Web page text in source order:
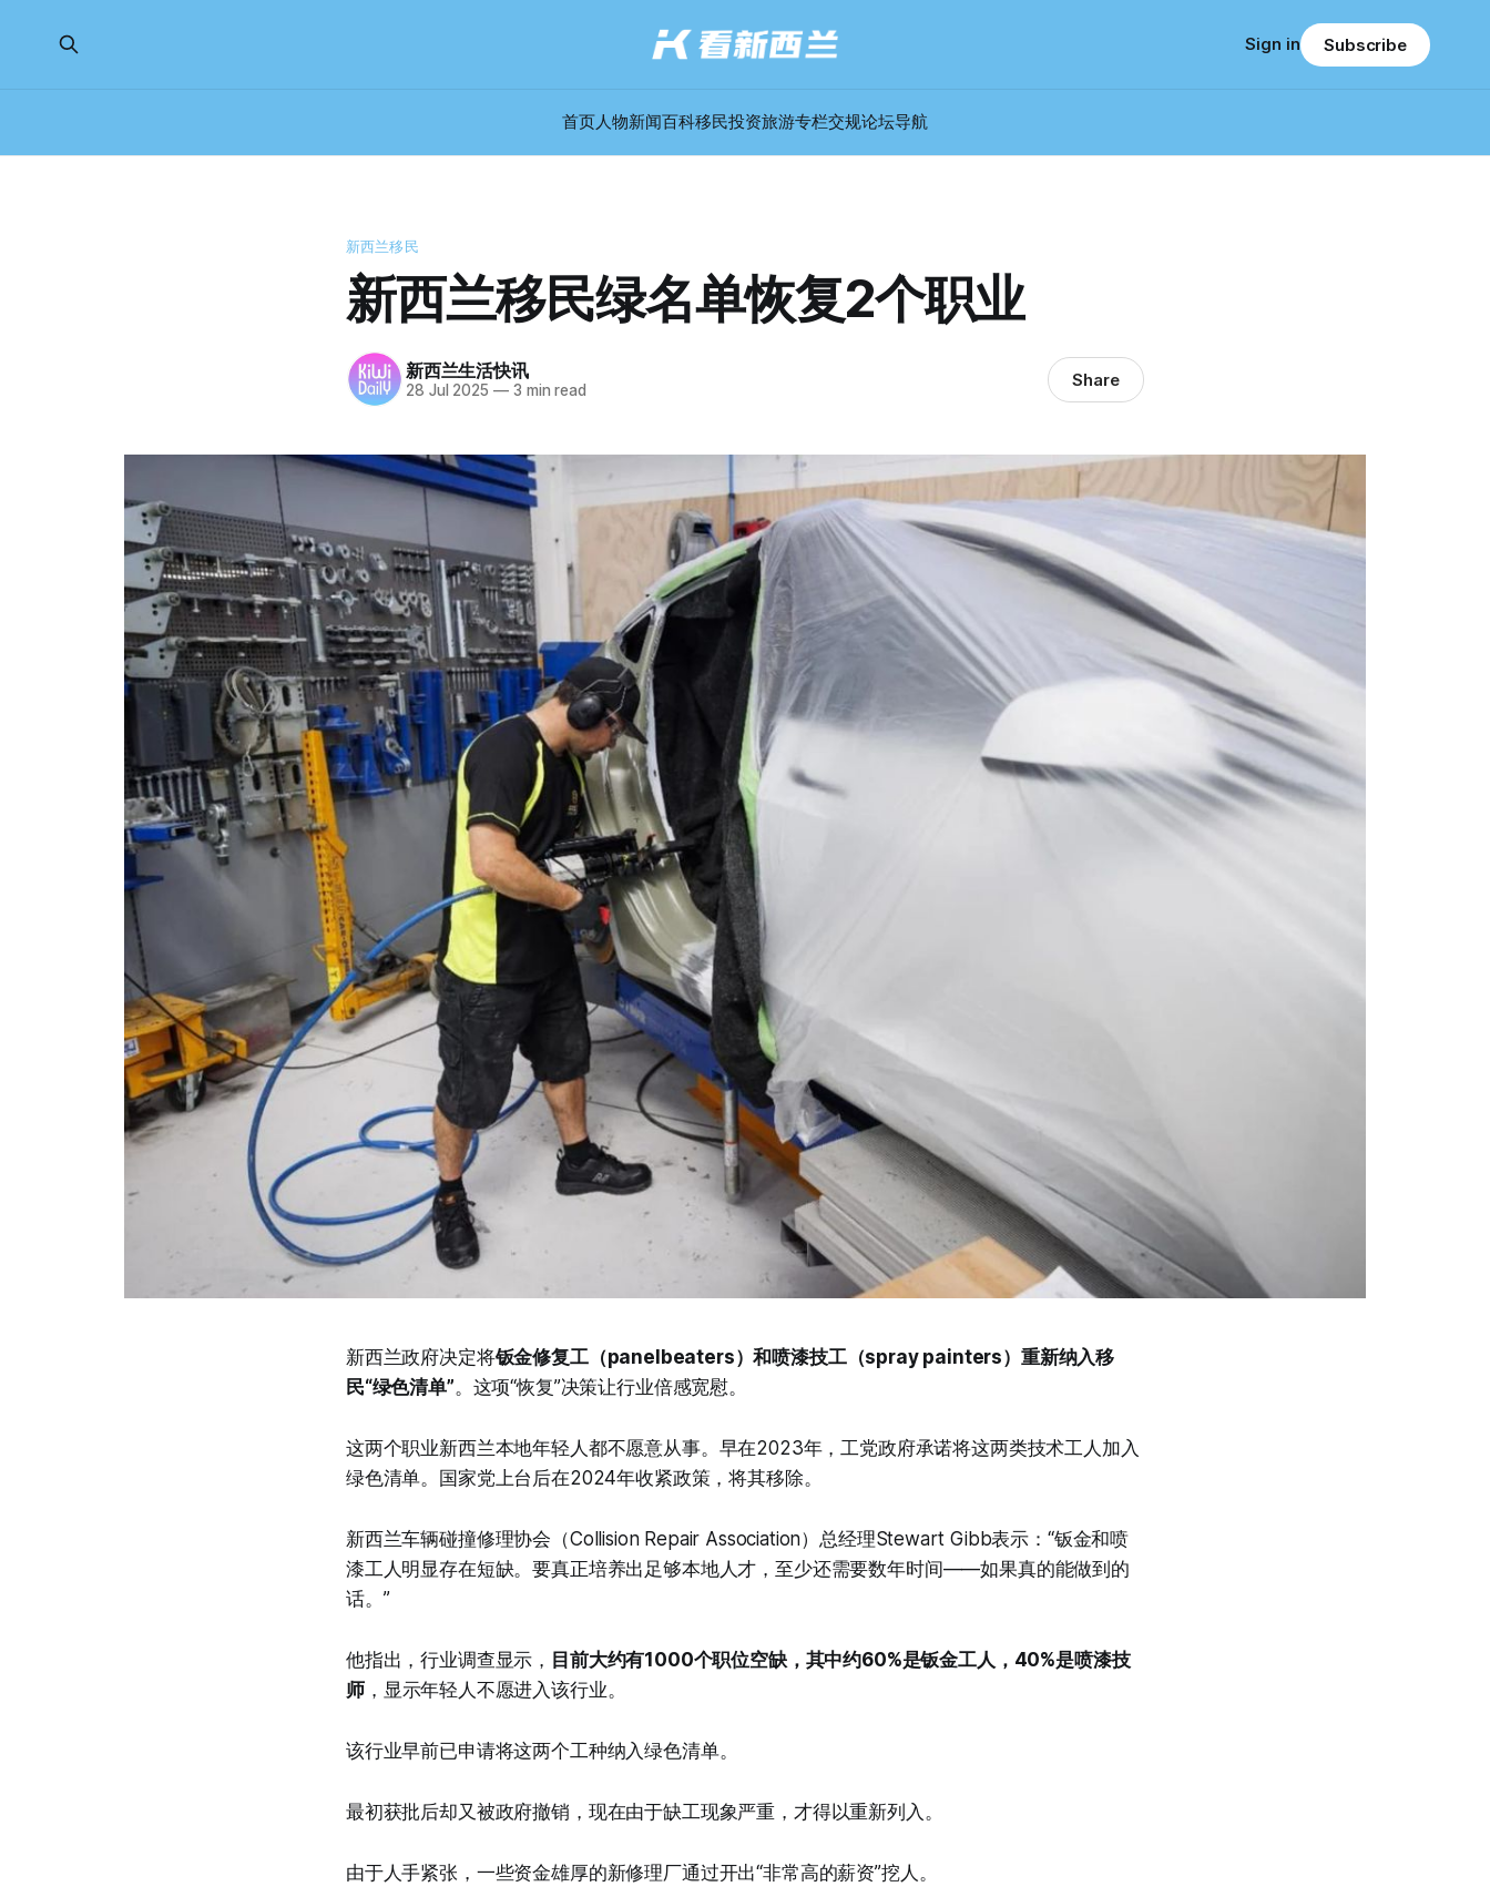
首页人物新闻百科移民投资旅游专栏交规论坛导航
Sign in Subscribe
新西兰移民
新西兰移民绿名单恢复2个职业
新西兰生活快讯
28 Jul 2025 —3 min read Share
新西兰政府决定将钣金修复工（panelbeaters）和喷漆技工（spray painters）重新纳入移
民“绿色清单”。这项“恢复”决策让行业倍感宽慰。
这两个职业新西兰本地年轻人都不愿意从事。早在2023年，工党政府承诺将这两类技术工人加入
绿色清单。国家党上台后在2024年收紧政策，将其移除。
新西兰车辆碰撞修理协会（Collision Repair Association）总经理Stewart Gibb表示：“钣金和喷
漆工人明显存在短缺。要真正培养出足够本地人才，至少还需要数年时间——如果真的能做到的
话。”
他指出，行业调查显示， 目前大约有1000个职位空缺，其中约60%是钣金工人，40%是喷漆技
师，显示年轻人不愿进入该行业。
该行业早前已申请将这两个工种纳入绿色清单。
最初获批后却又被政府撤销，现在由于缺工现象严重，才得以重新列入。
由于人手紧张，一些资金雄厚的新修理厂通过开出“非常高的薪资”挖人。